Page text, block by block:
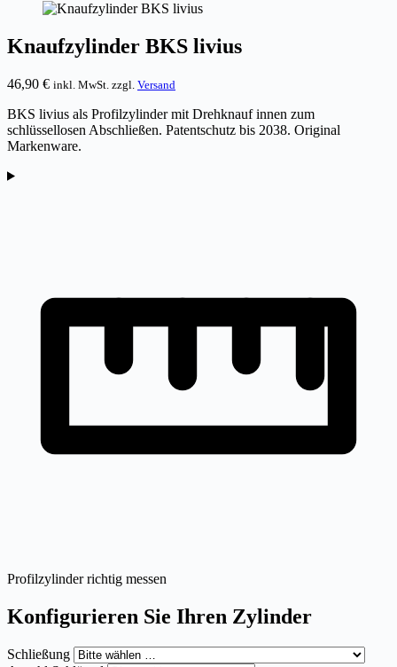
Knaufzylinder BKS livius
46,90 € inkl. MwSt. zzgl. Versand
BKS livius als Profilzylinder mit Drehknauf innen zum
schlüssellosen Abschließen. Patentschutz bis 2038. Original
Markenware.
Profilzylinder richtig messen
Konfigurieren Sie Ihren Zylinder
Schließung